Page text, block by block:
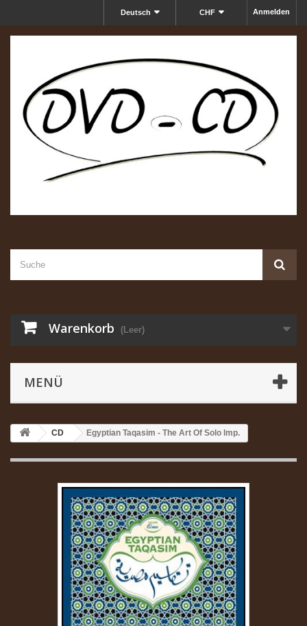
Anmelden
CHF
Deutsch
Warenkorb (Leer)
MENÜ
CD Egyptian Taqasim - The Art Of Solo Imp.